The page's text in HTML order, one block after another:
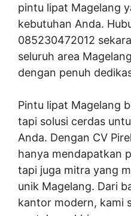
pintu lipat Magelang
kebutuhan Anda.
085230472012
seluruh area
dengan penuh
Pintu lipat Magelang
tapi solusi cerdas
Anda. Dengan CV
hanya mendapatkan
tapi juga mitra yang
unik Magelang. Dari
kantor modern, kami